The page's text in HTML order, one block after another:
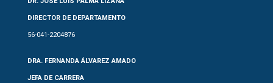
DIRECTOR DE DEPARTAMENTO
56-041-2204876
DRA. FERNANDA ÁLVAREZ AMADO
JEFA DE CARRERA